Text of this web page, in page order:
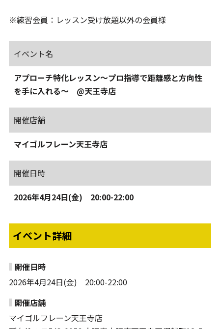
※練習会員：レッスン受け放題以外の会員様
イベント名
アプローチ特化レッスン～プロ指導で距離感と方向性
を手に入れる～ @天王寺店
開催店舗
マイゴルフレーン天王寺店
開催日時
2026年4月24日(金) 20:00-22:00
イベント詳細
開催日時
2026年4月24日(金) 20:00-22:00
開催店舗
マイゴルフレーン天王寺店